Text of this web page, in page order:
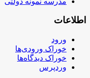
اطلاعات
ورود
خوراک ورودی‌ها
خوراک دیدگاه‌ها
وردپرس